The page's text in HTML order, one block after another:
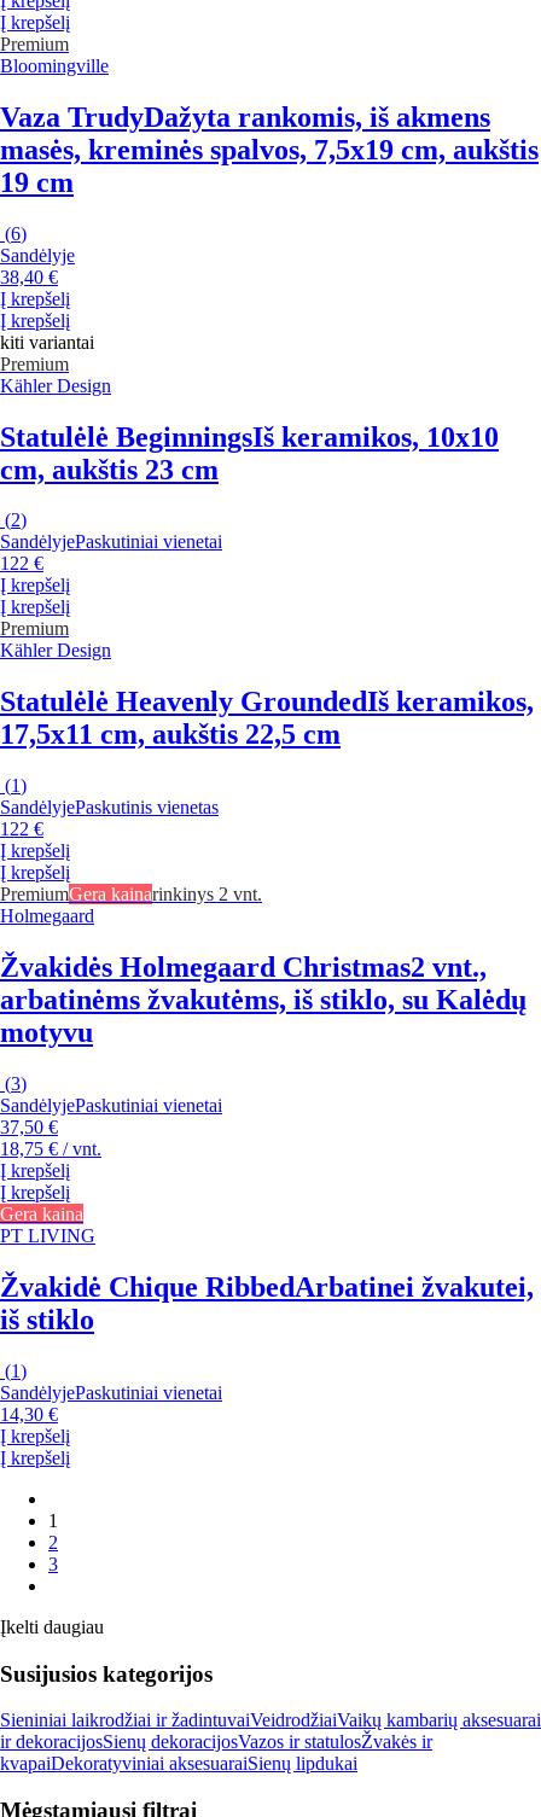
Į krepšelį
Premium
Bloomingville
Vaza TrudyDažyta rankomis, iš akmens
masės, kreminės spalvos, 7,5x19 cm, aukštis
19 cm
(6)
Sandėlyje
38,40 €
Į krepšelį
Į krepšelį
kiti variantai
Premium
Kähler Design
Statulėlė BeginningsIš keramikos, 10x10
cm, aukštis 23 cm
(2)
SandėlyjePaskutiniai vienetai
122 €
Į krepšelį
Į krepšelį
Premium
Kähler Design
Statulėlė Heavenly GroundedIš keramikos,
17,5x11 cm, aukštis 22,5 cm
(1)
SandėlyjePaskutinis vienetas
122 €
Į krepšelį
Į krepšelį
PremiumGera kainarinkinys 2 vnt.
Holmegaard
Žvakidės Holmegaard Christmas2 vnt.,
arbatinėms žvakutėms, iš stiklo, su Kalėdų
motyvu
(3)
SandėlyjePaskutiniai vienetai
37,50 €
18,75 € / vnt.
Į krepšelį
Į krepšelį
Gera kaina
PT LIVING
Žvakidė Chique RibbedArbatinei žvakutei,
iš stiklo
(1)
SandėlyjePaskutiniai vienetai
14,30 €
Į krepšelį
Į krepšelį
1
2
3
Įkelti daugiau
Susijusios kategorijos
Sieniniai laikrodžiai ir žadintuvaiVeidrodžiaiVaikų kambarių aksesuarai
ir dekoracijosSienų dekoracijosVazos ir statulosŽvakės ir
kvapaiDekoratyviniai aksesuaraiSienų lipdukai
Mėgstamiausi filtrai